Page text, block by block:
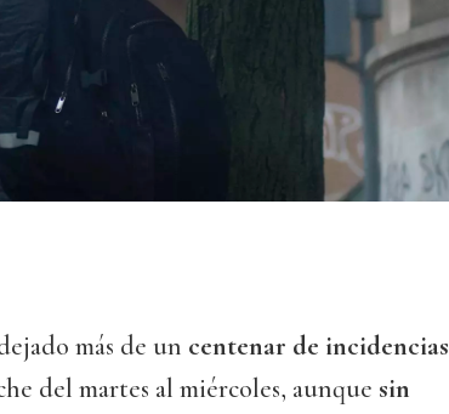
más de un centenar de incidencias
del martes al miércoles, aunque sin